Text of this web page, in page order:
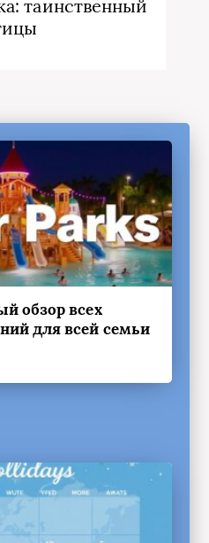
таинственный
обзор всех
для всей семьи